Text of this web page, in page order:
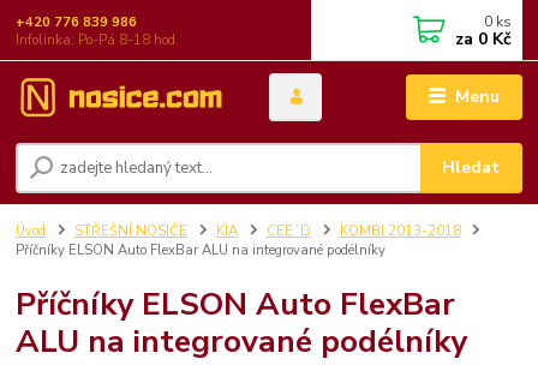
Menu
Hledat
+420 776 839 986
Infolinka: Po-Pá 8-18 hod.
0 ks
za 0 Kč
Úvod STŘEŠNÍ NOSIČE KIA CEE´D
KOMBI 2013-2018
Příčníky ELSON Auto FlexBar ALU na integrované podélníky
Příčníky ELSON Auto FlexBar
ALU na integrované podélníky